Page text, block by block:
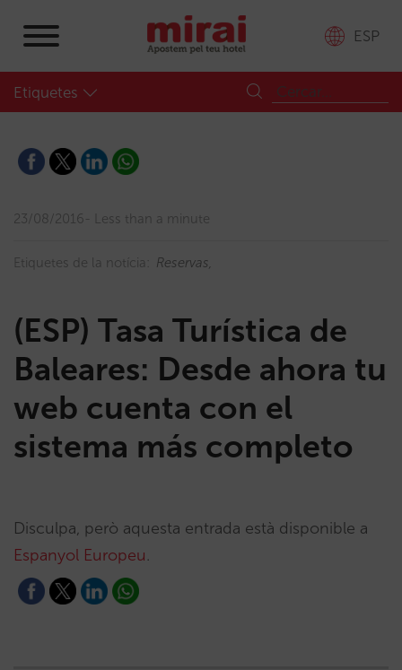
ESP
Etiquetes
23/08/2016 Less than a minute
Etiquetes de la notícia: Reservas
(ESP) Tasa Turística de
Baleares: Desde ahora tu
web cuenta con el
sistema más completo
Disculpa, però aquesta entrada està disponible a
Espanyol Europeu.